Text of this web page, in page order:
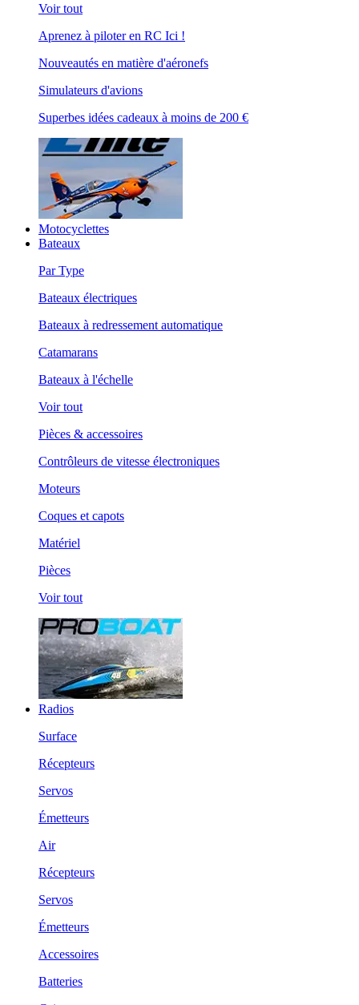
Voir tout
Aprenez à piloter en RC Ici !
Nouveautés en matière d'aéronefs
Simulateurs d'avions
Superbes idées cadeaux à moins de 200 €
Motocyclettes
Bateaux
Par Type
Bateaux électriques
Bateaux à redressement automatique
Catamarans
Bateaux à l'échelle
Voir tout
Pièces & accessoires
Contrôleurs de vitesse électroniques
Moteurs
Coques et capots
Matériel
Pièces
Voir tout
Radios
Surface
Récepteurs
Servos
Émetteurs
Air
Récepteurs
Servos
Émetteurs
Accessoires
Batteries